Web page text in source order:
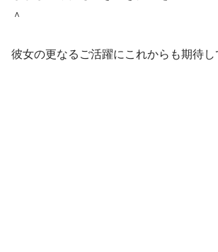
＾
彼女の更なるご活躍にこれからも期待し